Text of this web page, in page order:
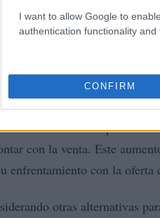
I want to allow Google to
authentication functionality
CONFIRM
posible venta de
a Banco Sabadell
ser utilizados para
con la venta. Este
enfrentamiento con la oferta
otras alternativas